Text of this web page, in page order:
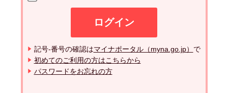
記号-番号の確認はマイナポータル（myna.go.jp） で
初めてのご利用の方はこちらから
パスワードをお忘れの方